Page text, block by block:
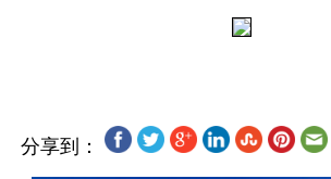
分享到：